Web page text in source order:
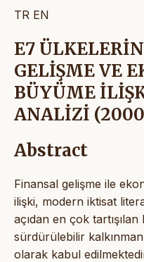
TR EN
E7
GELİŞME VE
BÜYÜME
ANALİZİ
Abstract
Finansal gelişme ile
ilişki, modern iktisat
açıdan en çok
sürdürülebilir
olarak kabul